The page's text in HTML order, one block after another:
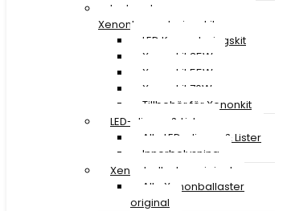
Led- och
Xenonkonverteringskit
LED Konverteringskit
Xenonkit 35W
Xenonkit 55W
Xenonkit 70W
Tillbehör för Xenonkit
LED-slingor & Lister
Alla LED-slingor & Lister
Innerbelysning
Xenonballaster original
Alla Xenonballaster
original